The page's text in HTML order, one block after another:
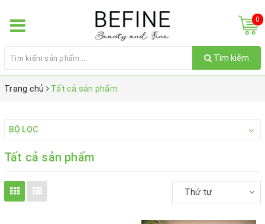
0
Tìm kiếm
Trang chủ Tất cả sản phẩm
BỘ LỌC
Tất cả sản phẩm
Thứ tự